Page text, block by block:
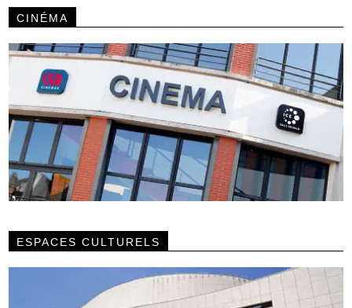
CINÉMA
ESPACES CULTURELS